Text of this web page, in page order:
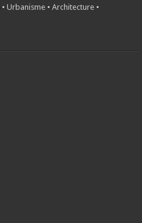
•Urbanisme •Architecture •